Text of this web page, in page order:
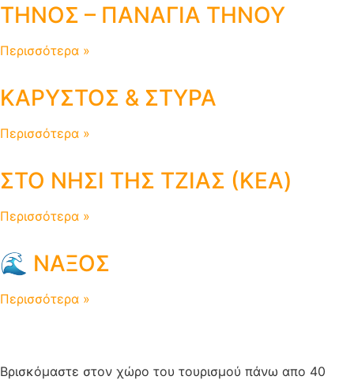
ΤΗΝΟΣ – ΠΑΝΑΓΙΑ ΤΗΝΟΥ
Περισσότερα »
ΚΑΡΥΣΤΟΣ & ΣΤΥΡΑ
Περισσότερα »
ΣΤΟ ΝΗΣΙ ΤΗΣ ΤΖΙΑΣ (KEA)
Περισσότερα »
🌊 ΝΑΞΟΣ
Περισσότερα »
Βρισκόμαστε στον χώρο του τουρισμού πάνω απο 40